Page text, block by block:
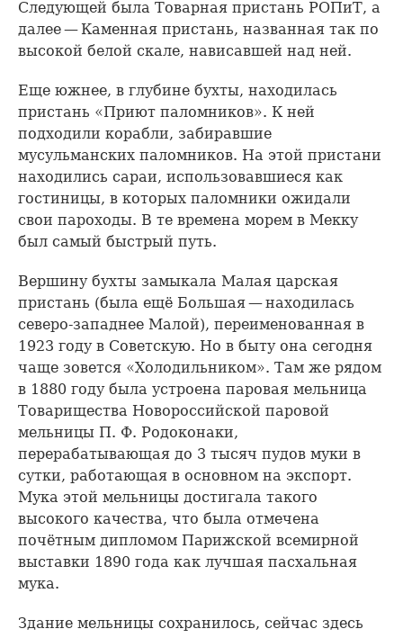
Следующей была Товарная пристань РОПиТ, а
далее — Каменная пристань, названная так по
высокой белой скале, нависавшей над ней.
Еще южнее, в глубине бухты, находилась
пристань «Приют паломников». К ней
подходили корабли, забиравшие
мусульманских паломников. На этой пристани
находились сараи, использовавшиеся как
гостиницы, в которых паломники ожидали
свои пароходы. В те времена морем в Мекку
был самый быстрый путь.
Вершину бухты замыкала Малая царская
пристань (была ещё Большая — находилась
северо-западнее Малой), переименованная в
1923 году в Советскую. Но в быту она сегодня
чаще зовется «Холодильником». Там же рядом
в 1880 году была устроена паровая мельница
Товарищества Новороссийской паровой
мельницы П. Ф. Родоконаки,
перерабатывающая до 3 тысяч пудов муки в
сутки, работающая в основном на экспорт.
Мука этой мельницы достигала такого
высокого качества, что была отмечена
почётным дипломом Парижской всемирной
выставки 1890 года как лучшая пасхальная
мука.
Здание мельницы сохранилось, сейчас здесь